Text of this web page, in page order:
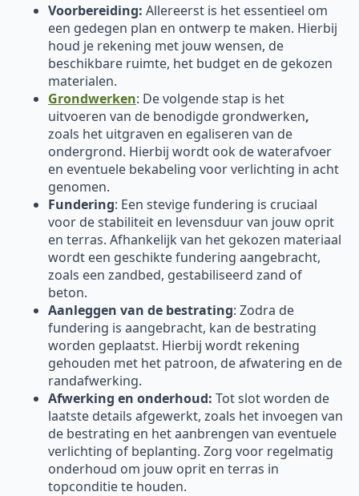
Voorbereiding: Allereerst is het essentieel om
een gedegen plan en ontwerp te maken. Hierbij
houd je rekening met jouw wensen, de
beschikbare ruimte, het budget en de gekozen
materialen.
Grondwerken: De volgende stap is het
uitvoeren van de benodigde grondwerken,
zoals het uitgraven en egaliseren van de
ondergrond. Hierbij wordt ook de waterafvoer
en eventuele bekabeling voor verlichting in acht
genomen.
Fundering: Een stevige fundering is cruciaal
voor de stabiliteit en levensduur van jouw oprit
en terras. Afhankelijk van het gekozen materiaal
wordt een geschikte fundering aangebracht,
zoals een zandbed, gestabiliseerd zand of
beton.
Aanleggen van de bestrating: Zodra de
fundering is aangebracht, kan de bestrating
worden geplaatst. Hierbij wordt rekening
gehouden met het patroon, de afwatering en de
randafwerking.
Afwerking en onderhoud: Tot slot worden de
laatste details afgewerkt, zoals het invoegen van
de bestrating en het aanbrengen van eventuele
verlichting of beplanting. Zorg voor regelmatig
onderhoud om jouw oprit en terras in
topconditie te houden.